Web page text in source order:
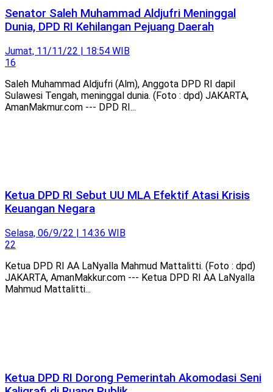
Senator Saleh Muhammad Aldjufri Meninggal
Dunia, DPD RI Kehilangan Pejuang Daerah
Jumat, 11/11/22 | 18:54 WIB
16
Saleh Muhammad Aldjufri (Alm), Anggota DPD RI dapil
Sulawesi Tengah, meninggal dunia. (Foto : dpd) JAKARTA,
AmanMakmur.com --- DPD RI...
Ketua DPD RI Sebut UU MLA Efektif Atasi Krisis
Keuangan Negara
Selasa, 06/9/22 | 14:36 WIB
22
Ketua DPD RI AA LaNyalla Mahmud Mattalitti. (Foto : dpd)
JAKARTA, AmanMakkur.com --- Ketua DPD RI AA LaNyalla
Mahmud Mattalitti...
Ketua DPD RI Dorong Pemerintah Akomodasi Seni